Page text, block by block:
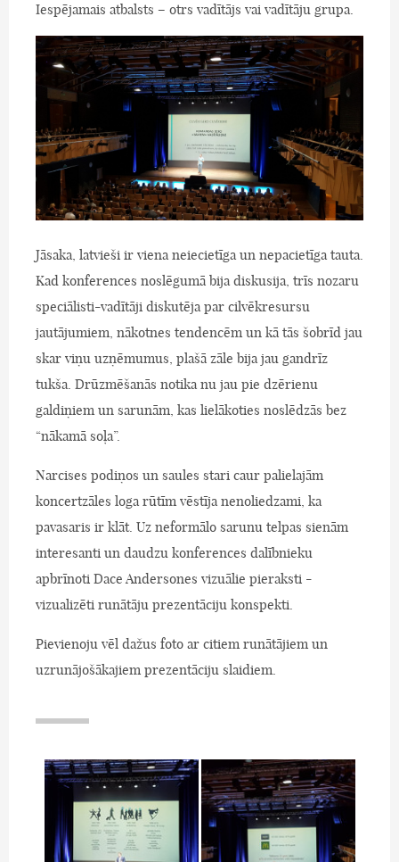
Iespējamais atbalsts – otrs vadītājs vai vadītāju grupa.
Jāsaka, latvieši ir viena neiecietīga un nepacietīga tauta.
Kad konferences noslēgumā bija diskusija, trīs nozaru
speciālisti-vadītāji diskutēja par cilvēkresursu
jautājumiem, nākotnes tendencēm un kā tās šobrīd jau
skar viņu uzņēmumus, plašā zāle bija jau gandrīz
tukša. Drūzmēšanās notika nu jau pie dzērienu
galdiņiem un sarunām, kas lielākoties noslēdzās bez
“nākamā soļa”.
Narcises podiņos un saules stari caur palielajām
koncertzāles loga rūtīm vēstīja nenoliedzami, ka
pavasaris ir klāt. Uz neformālo sarunu telpas sienām
interesanti un daudzu konferences dalībnieku
apbrīnoti Dace Andersones vizuālie pieraksti -
vizualizēti runātāju prezentāciju konspekti.
Pievienoju vēl dažus foto ar citiem runātājiem un
uzrunājošākajiem prezentāciju slaidiem.